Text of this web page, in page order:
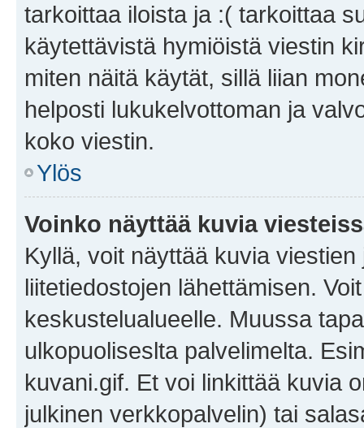
tarkoittaa iloista ja :( tarkoittaa
käytettävistä hymiöistä viestin
miten näitä käytät, sillä liian
helposti lukukelvottoman ja
koko viestin.
Ylös
Voinko näyttää kuvia
Kyllä, voit näyttää kuvia
liitetiedostojen lähettämisen.
keskustelualueelle. Muussa
ulkopuoliseslta palvelimelta.
kuvani.gif. Et voi linkittää kuvia
julkinen verkkopalvelin) tai